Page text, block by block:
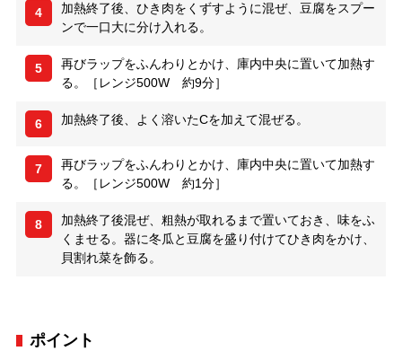
4
加熱終了後、ひき肉をくずすように混ぜ、豆腐をスプー
ンで一口大に分け入れる。
5
再びラップをふんわりとかけ、庫内中央に置いて加熱す
る。［レンジ500W 約9分］
6 加熱終了後、よく溶いたCを加えて混ぜる。
7
再びラップをふんわりとかけ、庫内中央に置いて加熱す
る。［レンジ500W 約1分］
8
加熱終了後混ぜ、粗熱が取れるまで置いておき、味をふ
くませる。器に冬瓜と豆腐を盛り付けてひき肉をかけ、
貝割れ菜を飾る。
ポイント